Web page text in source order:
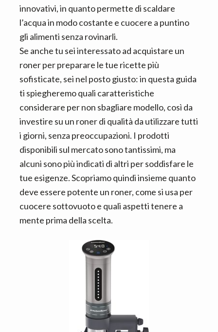
innovativi, in quanto permette di scaldare
l’acqua in modo costante e cuocere a puntino
gli alimenti senza rovinarli.
Se anche tu sei interessato ad acquistare un
roner per preparare le tue ricette più
sofisticate, sei nel posto giusto: in questa guida
ti spiegheremo quali caratteristiche
considerare per non sbagliare modello, così da
investire su un roner di qualità da utilizzare tutti
i giorni, senza preoccupazioni. I prodotti
disponibili sul mercato sono tantissimi, ma
alcuni sono più indicati di altri per soddisfare le
tue esigenze. Scopriamo quindi insieme quanto
deve essere potente un roner, come si usa per
cuocere sottovuoto e quali aspetti tenere a
mente prima della scelta.